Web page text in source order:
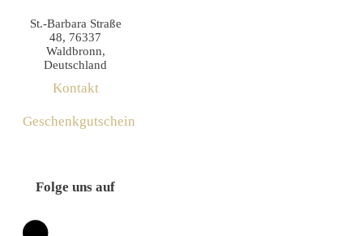
St.-Barbara Straße
48, 76337
Waldbronn,
Deutschland
Kontakt
Geschenkgutschein
Folge uns auf